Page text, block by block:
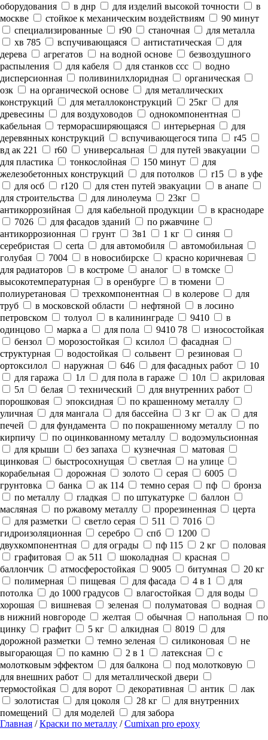
оборудования
в днр для изделий высокой точности
в
москве
стойкое к механическим воздействиям
90 минут
специализированные
r90 станочная
для металла
хв 785
вспучивающаяся антистатическая
для
дерева
агрегатов на водной основе
безвоздушного
распыления
для кабеля для станков ссс
водно
дисперсионная
поливинилхлоридная
органическая
озк
на органической основе
для металлических
конструкций
для металлоконструкций 25кг
для
древесины
для воздуховодов
однокомпонентная
кабельная
терморасширяющаяся интерьерная
для
деревянных конструкций
вспучивающегося типа
r45
вд ак 221
r60 универсальная
для путей эвакуации
для пластика
тонкослойная 150 минут
для
железобетонных конструкций
для потолков r15
в уфе
для осб
r120 для стен путей эвакуации
в анапе
для строительства
для линолеума
23кг
антикоррозийная
для кабельной продукции
в краснодаре
7026
для фасадов зданий
по ржавчине
антикоррозионная
грунт 3в1 1 кг
синяя
серебристая
certa для автомобиля
автомобильная
голубая
7004 в новосибирске
красно коричневая
для радиаторов
в костроме аналог
в томске
высокотемпературная
в оренбурге
в тюмени
полиуретановая
трехкомпонентная в колерове
для
труб
в московской области нефтяной
в лосино
петровском
толуол в калининграде 9410
в
одинцово
марка а для пола 9410 78
износостойкая
бензол
морозостойкая ксилол
фасадная
структурная
водостойкая сольвент
резиновая
ортоксилол
наружная 646 для фасадных работ
10
для гаража
1л для пола в гараже 10л
акриловая
5л
белая технический
для внутренних работ
порошковая
эпоксидная
по крашенному металлу
уличная
для мангала для бассейна 3 кг ак
для
печей
для фундамента по покрашенному металлу
по
кирпичу
по оцинкованному металлу
водоэмульсионная
для крыши
без запаха кузнечная
матовая
цинковая
быстросохнущая светлая
на улице
корабельная
дорожная золото серая
6005
грунтовка
банка ак 114 темно серая пф
бронза
по металлу
гладкая по штукатурке
баллон
масляная
по ржавому металлу прорезиненная
церта
для разметки
светло серая 511
7016
гидроизоляционная
серебро спб
1200
двухкомпонентная
для ограды пф 115 2 кг
половая
графитовая
ак 511 шоколадная
красная
баллончик
атмосферостойкая 9005 битумная
20 кг
полимерная
пищевая для фасада 4 в 1
для
потолка
до 1000 градусов влагостойкая
для воды
хорошая
вишневая зеленая полуматовая
водная
в нижний новгороде
желтая обычная напольная
по
цинку
графит 5 кг алкидная 8019
для
дорожной разметки
темно зеленая силиконовая
не
выгорающая
по камню 2 в 1 латексная
с
молотковым эффектом
для балкона
под молотковую
для внешних работ
для металлической двери
термостойкая
для ворот декоративная антик
лак
золотистая
для цоколя 28 кг
для внутренних
помещений
для моделей
для забора
Главная /Краски по металлу /Сumixan pro epoxy